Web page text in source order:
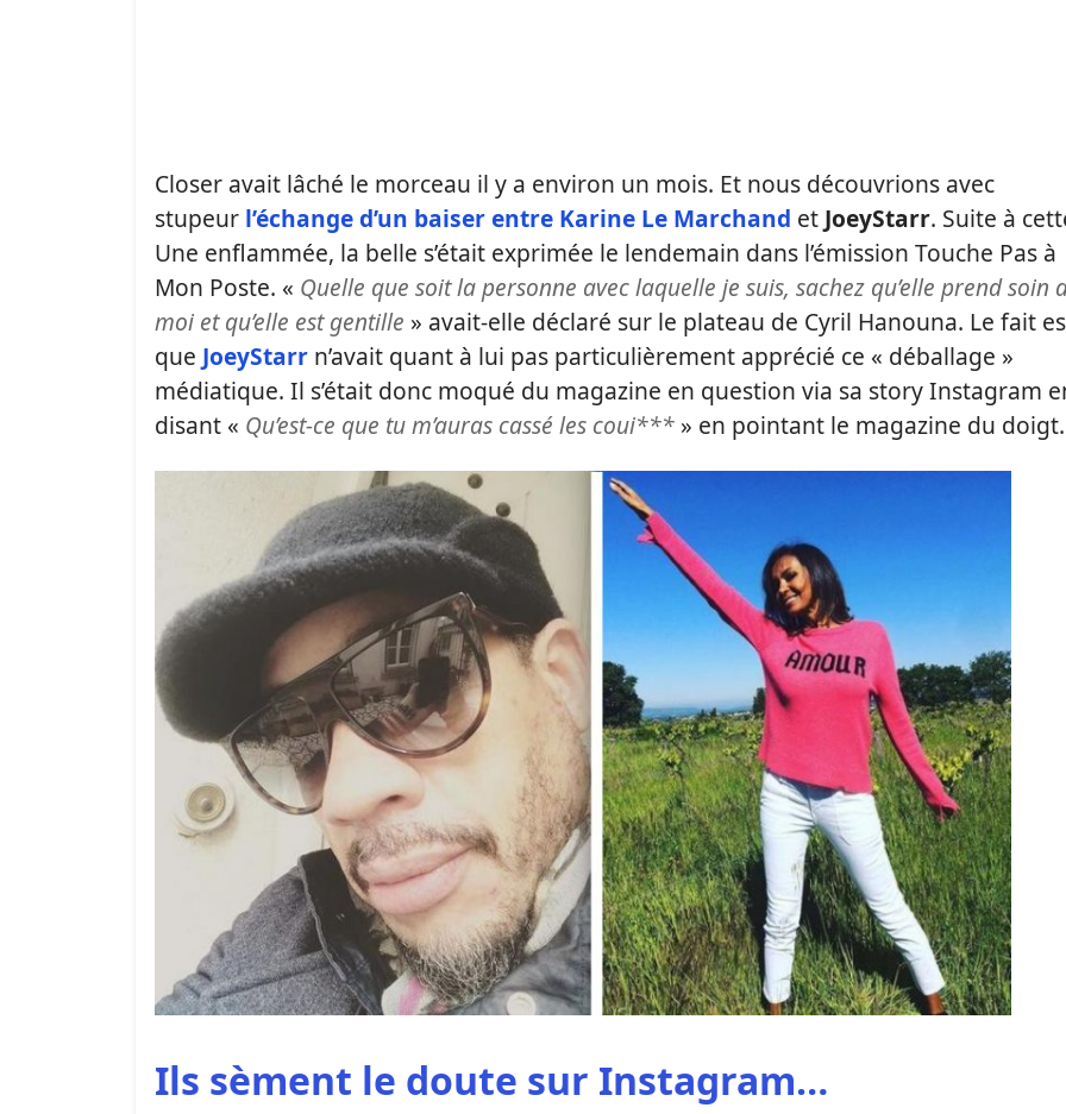
Closer avait lâché le morceau il y a environ un mois. Et nous découvrions avec
stupeur l’échange d’un baiser entre Karine Le Marchand et JoeyStarr. Suite à
Une enflammée, la belle s’était exprimée le lendemain dans l’émission Touche Pas à
Mon Poste. « Quelle que soit la personne avec laquelle je suis, sachez qu’elle prend soin
moi et qu’elle est gentille » avait-elle déclaré sur le plateau de Cyril Hanouna. Le fait
que JoeyStarr n’avait quant à lui pas particulièrement apprécié ce « déballage »
médiatique. Il s’était donc moqué du magazine en question via sa story Instagram
disant « Qu’est-ce que tu m’auras cassé les coui*** » en pointant le magazine du doigt.
Ils sèment le doute sur Instagram…